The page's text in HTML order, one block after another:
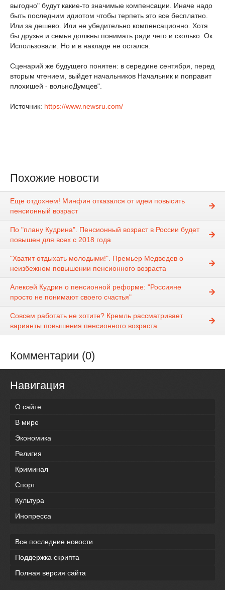
выгодно" будут какие-то значимые компенсации. Иначе надо
быть последним идиотом чтобы терпеть это все бесплатно.
Или за дешево. Или не убедительно компенсационно. Хотя
бы друзья и семья должны понимать ради чего и сколько. Ок.
Использовали. Но и в накладе не остался.
Сценарий же будущего понятен: в середине сентября, перед
вторым чтением, выйдет начальников Начальник и поправит
плохишей - вольноДумцев".
Источник: https://www.newsru.com/
Похожие новости
Еще отдохнем! Минфин отказался от идеи повысить
пенсионный возраст
По "плану Кудрина". Пенсионный возраст в России будет
повышен для всех с 2018 года
"Хватит отдыхать молодыми!". Премьер Медведев о
неизбежном повышении пенсионного возраста
Алексей Кудрин о пенсионной реформе: "Россияне
просто не понимают своего счастья"
Совсем работать не хотите? Кремль рассматривает
варианты повышения пенсионного возраста
Комментарии (0)
Навигация
О сайте
В мире
Экономика
Религия
Криминал
Спорт
Культура
Инопресса
Все последние новости
Поддержка скрипта
Полная версия сайта